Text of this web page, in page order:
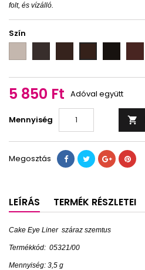
folt, és vízálló.
Szín
brown
5 850 Ft Adóval együtt
Mennyiség 
Megosztás
LEÍRÁS TERMÉK RÉSZLETEI
Cake Eye Liner száraz szemtus
Termékkód: 05321/00
Mennyiség: 3,5 g